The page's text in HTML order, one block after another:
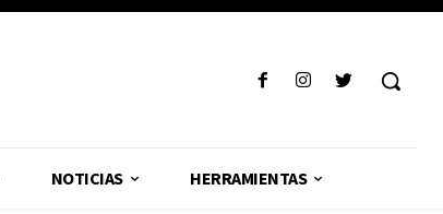
NOTICIAS HERRAMIENTAS